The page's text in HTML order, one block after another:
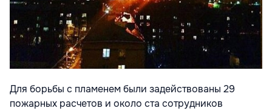
Для борьбы с пламенем были задействованы 29
пожарных расчетов и около ста сотрудников